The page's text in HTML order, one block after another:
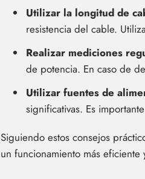
Utilizar la longitud de
resistencia del cable.
Realizar mediciones
de potencia. En caso de
Utilizar fuentes de
significativas. Es
Siguiendo estos consejos
un funcionamiento más